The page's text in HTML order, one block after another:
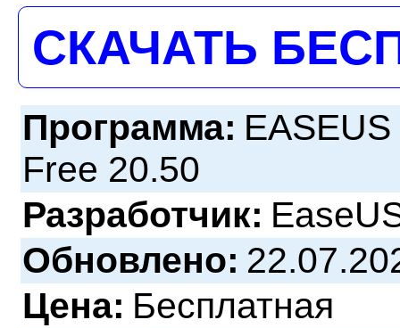
СКАЧАТЬ
Программа:
Free 20.50
Разработчик:
Обновлено:
Цена: Бесплатная